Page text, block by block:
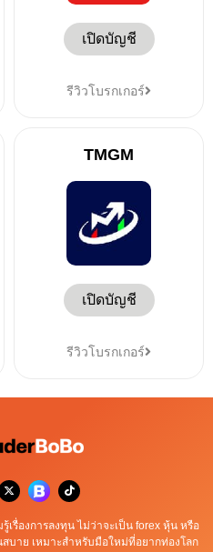
เปิดบัญชี
รีวิวโบรกเกอร์
TMGM
เปิดบัญชี
รีวิวโบรกเกอร์
เรื่องการลงทุน ไม่ว่าจะเป็น forex หุ้น หรือ
สบาย เหมาะสำหรับมือใหม่ที่อยากท่องโลก